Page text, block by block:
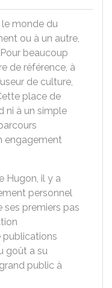
le monde du
ou à un autre,
beaucoup
de référence, à
de culture,
place de
ni à un simple
engagement
Hugon, il y a
personnel
ses premiers pas
publications
goût a su
public à